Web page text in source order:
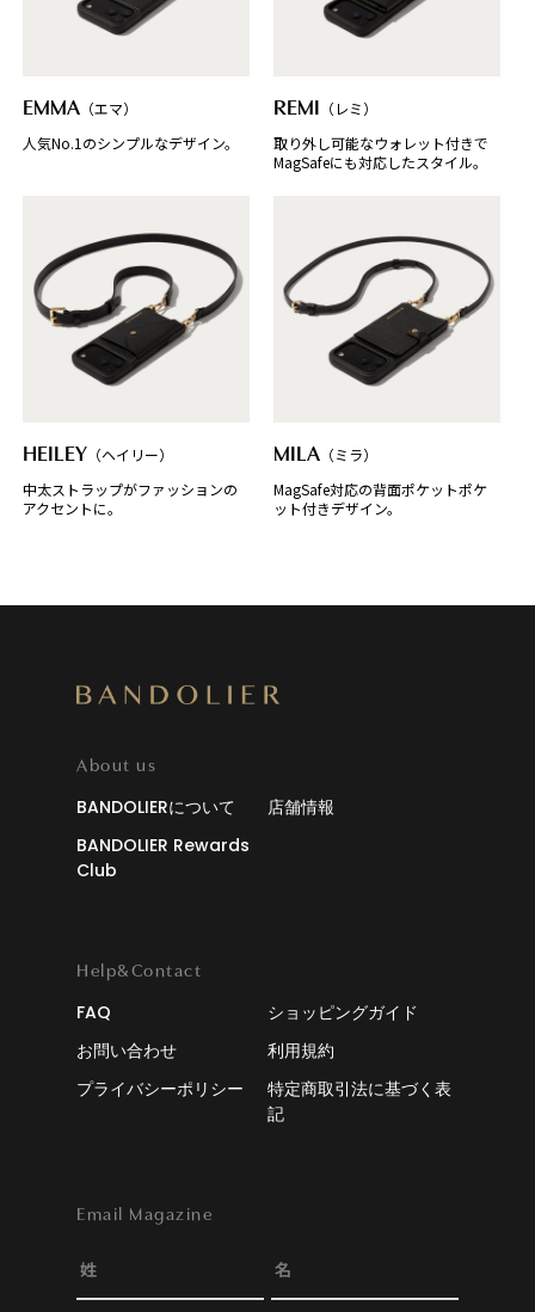
EMMA（エマ）
人気No.1のシンプルなデザイン。
REMI （レミ）
取り外し可能なウォレット付きで
MagSafeにも対応したスタイル。
HEILEY（ヘイリー）
中太ストラップがファッションの
アクセントに。
MILA （ミラ）
MagSafe対応の背面ポケットポケ
ット付きデザイン。
About us
BANDOLIERについて
店舗情報
BANDOLIER Rewards
Club
Help&Contact
FAQ
ショッピングガイド
お問い合わせ
利用規約
プライバシーポリシー
特定商取引法に基づく表
記
Email Magazine